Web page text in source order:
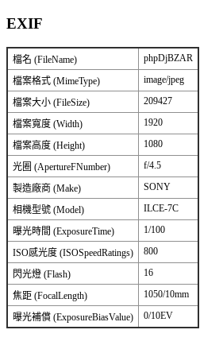
EXIF
檔名 (FileName) phpDjBZAR
檔案格式 (MimeType) image/jpeg
檔案大小 (FileSize) 209427
檔案寬度 (Width) 1920
檔案高度 (Height) 1080
光圈 (ApertureFNumber) f/4.5
製造廠商 (Make) SONY
相機型號 (Model) ILCE-7C
曝光時間 (ExposureTime) 1/100
ISO感光度 (ISOSpeedRatings) 800
閃光燈 (Flash) 16
焦距 (FocalLength) 1050/10mm
曝光補償 (ExposureBiasValue) 0/10EV